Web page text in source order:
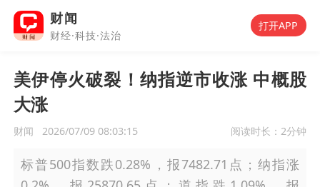
财闻
财经·科技·法治
打开APP
美伊停火破裂！纳指逆市收涨 中概股
大涨
财闻 2026/07/09 08:03:15 阅读时长： 2分钟
标普500指数跌0.28%，报7482.71点；纳指涨